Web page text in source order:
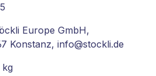
Europe GmbH,
Konstanz, info@stockli.de
kg